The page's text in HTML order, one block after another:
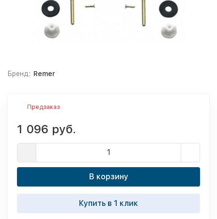
Бренд: Remer
Предзаказ
1 096 руб.
В корзину
Купить в 1 клик